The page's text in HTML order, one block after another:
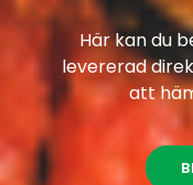
Här kan du
levererad
att